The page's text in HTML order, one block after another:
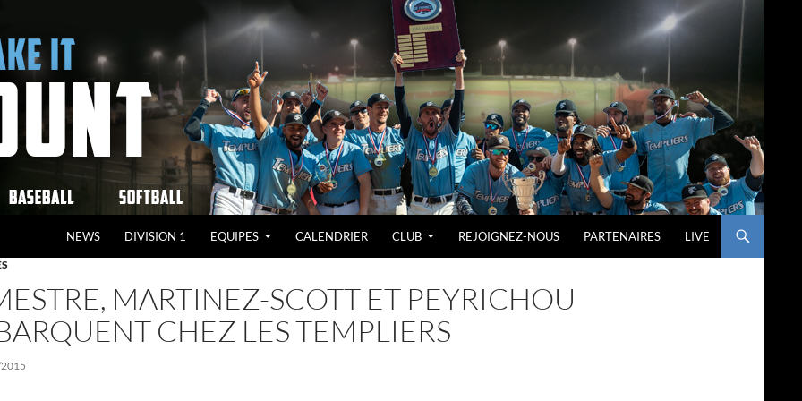
NEWS DIVISION 1 EQUIPES CALENDRIER CLUB REJOIGNEZ-NOUS PARTENAIRES LIVE
MARTINEZ-SCOTT ET PEYRICHOU
CHEZ LES TEMPLIERS